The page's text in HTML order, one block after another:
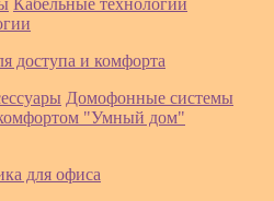
Кабельные технологии
доступа и комфорта
Домофонные системы
"Умный дом"
для офиса